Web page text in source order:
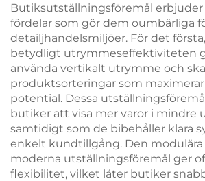
Butiksutställningsföremål erbjuder
fördelar som gör dem oumbärliga
detailjhandelsmiljöer. För det
betydligt utrymmeseffektiviteten
använda vertikalt utrymme och
produktsorteringar som
potential. Dessa
butiker att visa mer varor i mindre
samtidigt som de bibehåller klara
enkelt kundtillgång. Den modulära
moderna utställningsföremål ger
flexibilitet, vilket låter butiker